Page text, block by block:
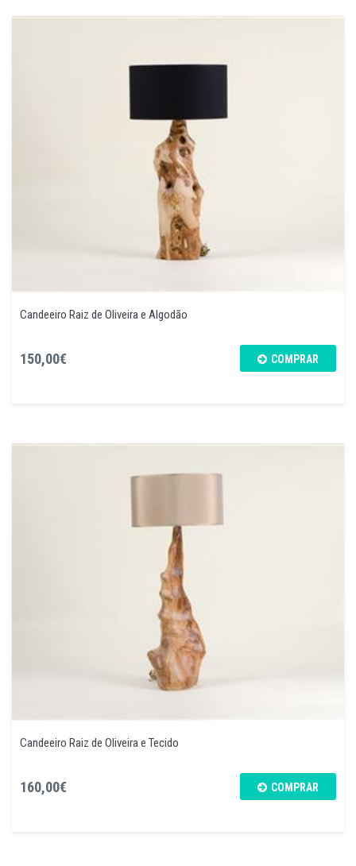
Candeeiro Raiz de Oliveira e Algodão
150,00€ COMPRAR
Candeeiro Raiz de Oliveira e Tecido
160,00€ COMPRAR